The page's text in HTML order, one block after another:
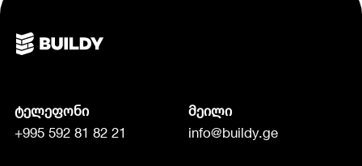
ტელეფონი
+995 592 81 82 21
მეილი
info@buildy.ge